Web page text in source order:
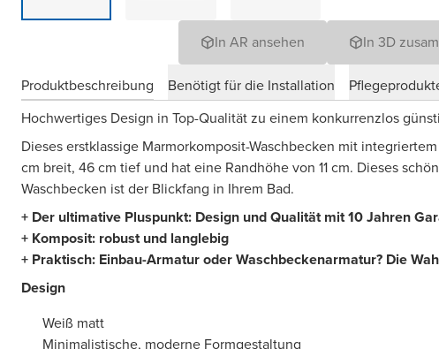
In AR ansehen In 3D
Produktbeschreibung Benötigt für die Installation
Hochwertiges Design in Top-Qualität zu einem konkurrenzlos
Dieses erstklassige Marmorkomposit-Waschbecken mit
cm breit, 46 cm tief und hat eine Randhöhe von 11 cm. Dieses
Waschbecken ist der Blickfang in Ihrem Bad.
+ Der ultimative Pluspunkt: Design und Qualität mit 10 Jahren
+ Komposit: robust und langlebig
+ Praktisch: Einbau-Armatur oder Waschbeckenarmatur? Die
Design
Weiß matt
Minimalistische, moderne Formgestaltung